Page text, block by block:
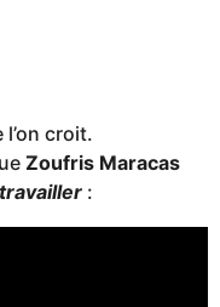
l’on croit.
Zoufris Maracas
: